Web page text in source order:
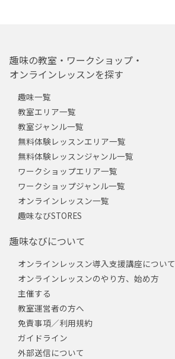
趣味の教室・ワークショップ・
オンラインレッスンを探す
趣味一覧
教室エリア一覧
教室ジャンル一覧
無料体験レッスンエリア一覧
無料体験レッスンジャンル一覧
ワークショップエリア一覧
ワークショップジャンル一覧
オンラインレッスン一覧
趣味なびSTORES
趣味なびについて
オンラインレッスン導入支援講座について
オンラインレッスンのやり方、始め方
主催する
教室運営者の方へ
免責事項／利用規約
ガイドライン
外部送信について